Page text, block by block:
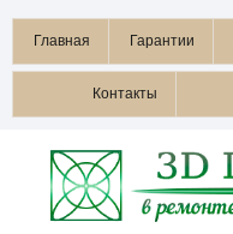
Главная Гарантии
Контакты